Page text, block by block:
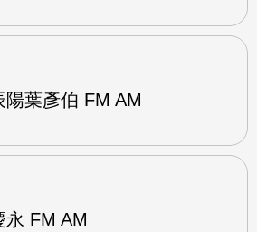
陽葉彥伯 FM AM
永 FM AM